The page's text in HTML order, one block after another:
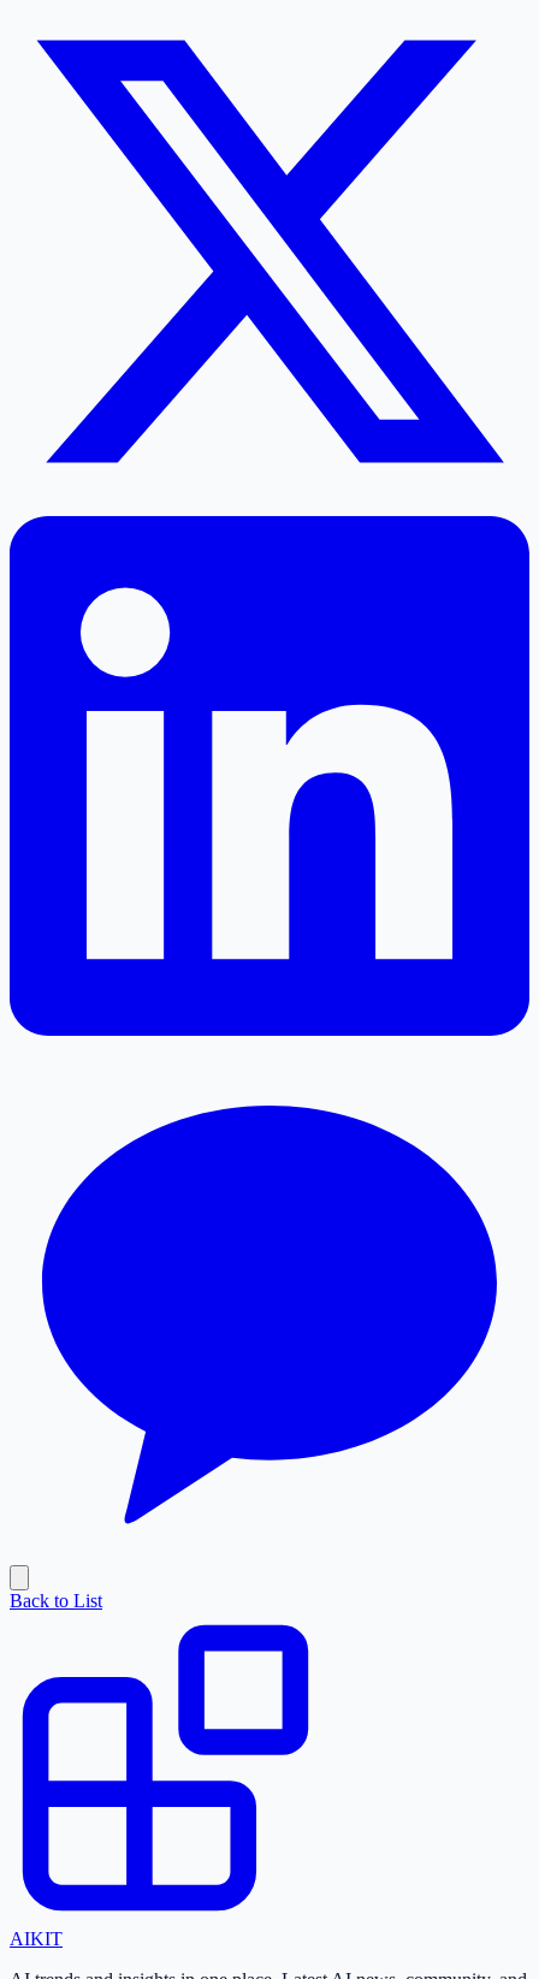
Back to List
AIKIT